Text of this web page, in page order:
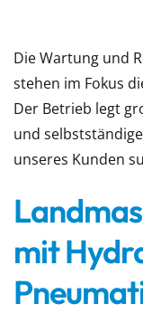
Die Wartung und
stehen im Fokus
Der Betrieb legt
und
unseres Kunden
mit